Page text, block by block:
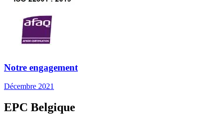
Notre engagement
Décembre 2021
EPC Belgique